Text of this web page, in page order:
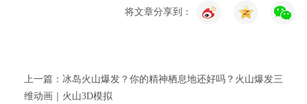
将文章分享到：
上一篇：冰岛火山爆发？你的精神栖息地还好吗？火山爆发三
维动画｜火山3D模拟